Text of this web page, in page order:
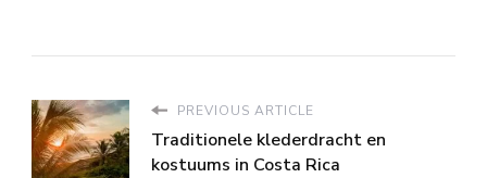
PREVIOUS ARTICLE
Traditionele klederdracht en
kostuums in Costa Rica